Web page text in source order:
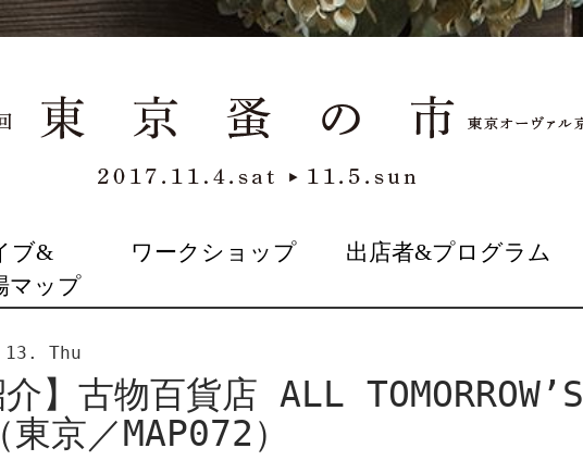
ブ&
マップ
ワークショップ 出店者&プログラム
Thu
】古物百貨店 ALL TOMORROW’S
京／MAP072）